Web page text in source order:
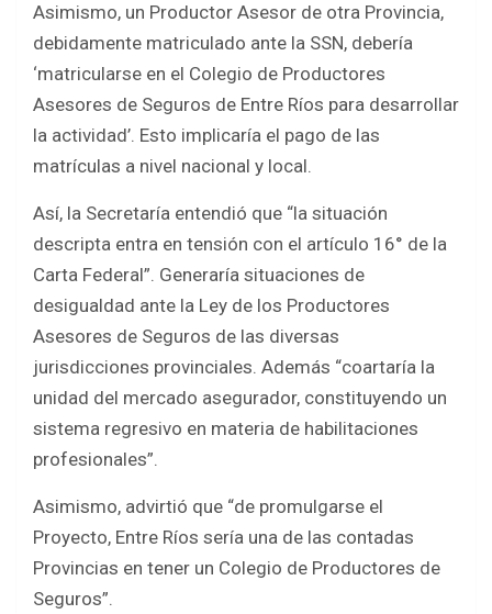
Asimismo, un Productor Asesor de otra Provincia,
debidamente matriculado ante la SSN, debería
‘matricularse en el Colegio de Productores
Asesores de Seguros de Entre Ríos para desarrollar
la actividad’. Esto implicaría el pago de las
matrículas a nivel nacional y local.
Así, la Secretaría entendió que “la situación
descripta entra en tensión con el artículo 16° de la
Carta Federal”. Generaría situaciones de
desigualdad ante la Ley de los Productores
Asesores de Seguros de las diversas
jurisdicciones provinciales. Además “coartaría la
unidad del mercado asegurador, constituyendo un
sistema regresivo en materia de habilitaciones
profesionales”.
Asimismo, advirtió que “de promulgarse el
Proyecto, Entre Ríos sería una de las contadas
Provincias en tener un Colegio de Productores de
Seguros”.